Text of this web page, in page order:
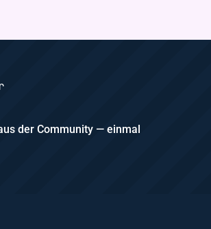
der Community — einmal